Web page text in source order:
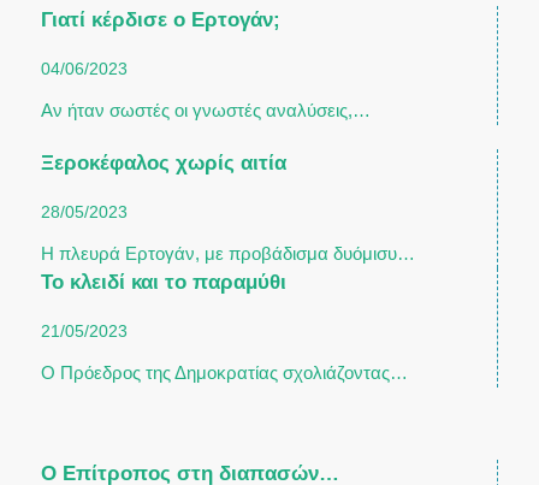
Γιατί κέρδισε ο Ερτογάν;
04/06/2023
Αν ήταν σωστές οι γνωστές αναλύσεις,…
Ξεροκέφαλος χωρίς αιτία
28/05/2023
Η πλευρά Ερτογάν, με προβάδισμα δυόμισυ…
Το κλειδί και το παραμύθι
21/05/2023
O Πρόεδρος της Δημοκρατίας σχολιάζοντας…
Ο Επίτροπος στη διαπασών…